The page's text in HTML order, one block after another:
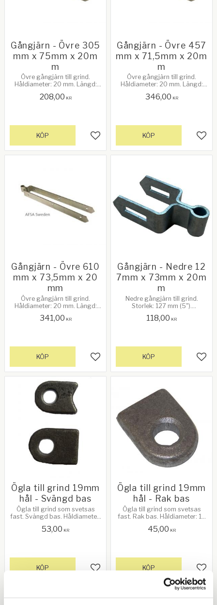
Gångjärn - Övre 305
mm x 75mm x 20m
m
Övre gångjärn till grind.
Håldiameter: 20 mm. Längd:
gafflarna: 75 mm.
208,00 KR
Lägg till i favoriter
KÖP
Gångjärn - Övre 457
mm x 71,5mm x 20m
m
Övre gångjärn till grind.
Håldiameter: 20 mm. Längd:
gafflarna: 71,5 mm.
346,00 KR
KÖP
Gångjärn - Övre 610
mm x 73,5mm x 20
mm
Övre gångjärn till grind.
Håldiameter: 20 mm. Längd:
gafflarna: 73,5 mm.
341,00 KR
Lägg till i favoriter
KÖP
Gångjärn - Nedre 12
7mm x 73mm x 20m
m
Nedre gångjärn till grind.
Storlek: 127 mm (5").
Innerbredd: 73 mm. C/C hål i
118,00 KR
KÖP
Ögla till grind 19mm
hål - Svängd bas
Ögla till grind som svetsas
fast. Svängd bas. Håldiameter:
53,00 KR
Lägg till i favoriter
KÖP
Ögla till grind 19mm
hål - Rak bas
Ögla till grind som svetsas
fast. Rak bas. Håldiameter: 19
45,00 KR
KÖP